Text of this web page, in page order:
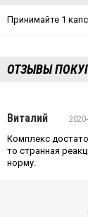
Принимайте 1
ОТЗЫВЫ
Виталий
Комплекс
то странная
норму.